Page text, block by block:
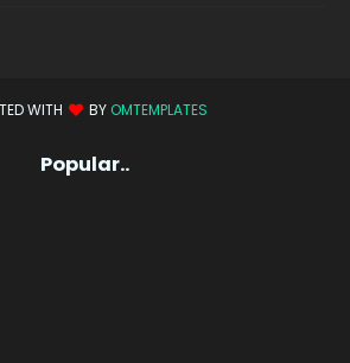
WITH BY OMTEMPLATES
Popular..